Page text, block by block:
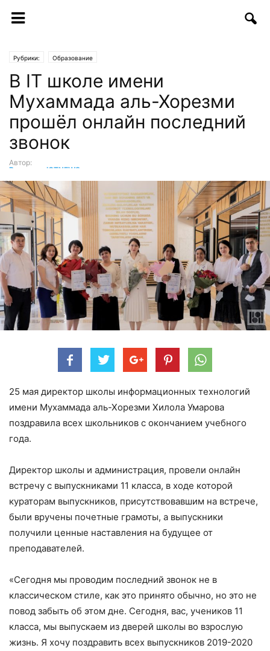
Рубрики: Образование
В IT школе имени
Мухаммада аль-Хорезми
прошёл онлайн последний
звонок
Автор:
Редакция ICTNEWS
25 мая директор школы информационных технологий
имени Мухаммада аль-Хорезми Хилола Умарова
поздравила всех школьников с окончанием учебного
года.
Директор школы и администрация, провели онлайн
встречу с выпускниками 11 класса, в ходе которой
кураторам выпускников, присутствовавшим на встрече,
были вручены почетные грамоты, а выпускники
получили ценные наставления на будущее от
преподавателей.
«Сегодня мы проводим последний звонок не в
классическом стиле, как это принято обычно, но это не
повод забыть об этом дне. Сегодня, вас, учеников 11
класса, мы выпускаем из дверей школы во взрослую
жизнь. Я хочу поздравить всех выпускников 2019-2020